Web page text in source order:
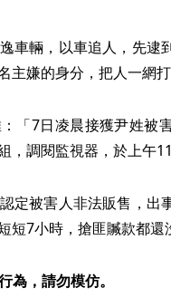
車輛，以車追人，先逮
嫌的身分，把人一網打
「7日凌晨接獲尹姓被
，調閱監視器，於上午
定被害人非法販售，出
短7小時，搶匪贓款都還
，請勿模仿。